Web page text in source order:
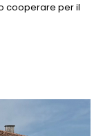
cooperare per il